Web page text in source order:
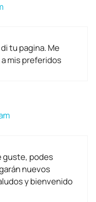
tu pagina. Me
mis preferidos
guste, podes
nuevos
y bienvenido